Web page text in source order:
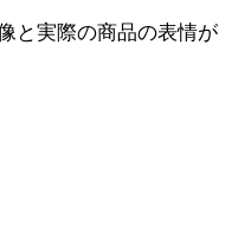
と実際の商品の表情が